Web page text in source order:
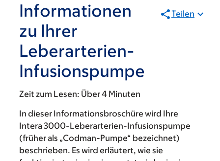
Informationen
zu Ihrer
Leberarterien-
Infusionspumpe
Teilen
Zeit zum Lesen: Über 4 Minuten
In dieser Informationsbroschüre wird Ihre
Intera 3000-Leberarterien-Infusionspumpe
(früher als „Codman-Pumpe“ bezeichnet)
beschrieben. Es wird erläutert, wie sie